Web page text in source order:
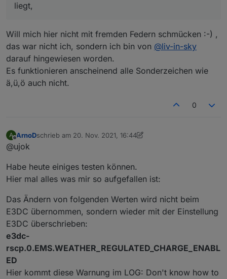
-v2}
liegt,
Will mich hier nicht mit fremden Federn schmücken :-) ,
das war nicht ich, sondern ich bin von @liv-in-sky
darauf hingewiesen worden.
Es funktionieren anscheinend alle Sonderzeichen wie
ä,ü,ö auch nicht.
0
A
Offline
ArnoDschrieb am 20. Nov. 2021, 16:44
zuletzt editiert von ArnoD
@ujok
Habe heute einiges testen können.
Hier mal alles was mir so aufgefallen ist:
Das Ändern von folgenden Werten wird nicht beim
E3DC übernommen, sondern wieder mit der Einstellung
E3DC überschrieben:
e3dc-
rscp.0.EMS.WEATHER_REGULATED_CHARGE_ENABL
ED
Hier kommt diese Warnung im LOG: Don't know how to